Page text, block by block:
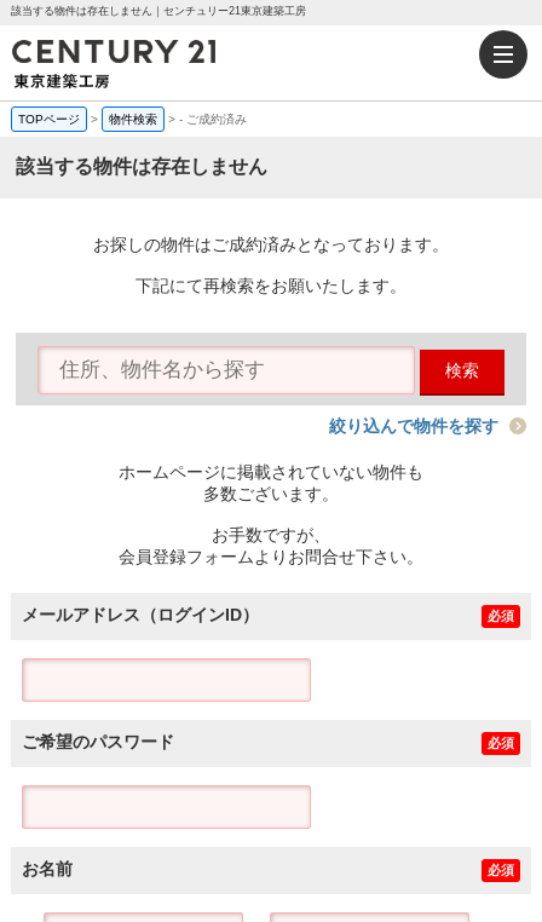
該当する物件は存在しません｜センチュリー21東京建築工房
TOPページ > 物件検索 >- ご成約済み
該当する物件は存在しません
お探しの物件はご成約済みとなっております。
下記にて再検索をお願いたします。
検索
絞り込んで物件を探す
ホームページに掲載されていない物件も
多数ございます。
お手数ですが、
会員登録フォームよりお問合せ下さい。
メールアドレス（ログインID） 必須
ご希望のパスワード 必須
お名前 必須